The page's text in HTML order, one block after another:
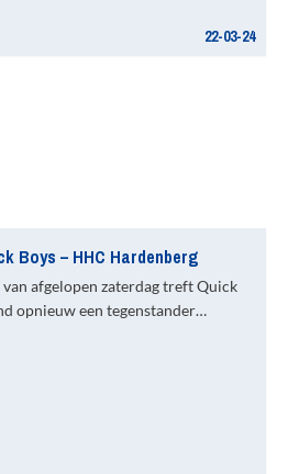
22-03-24
Boys – HHC Hardenberg
afgelopen zaterdag treft Quick
opnieuw een tegenstander…